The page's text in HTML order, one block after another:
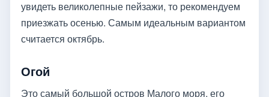
увидеть великолепные пейзажи, то рекомендуем
приезжать осенью. Самым идеальным вариантом
считается октябрь.
Огой
Это самый большой остров Малого моря, его